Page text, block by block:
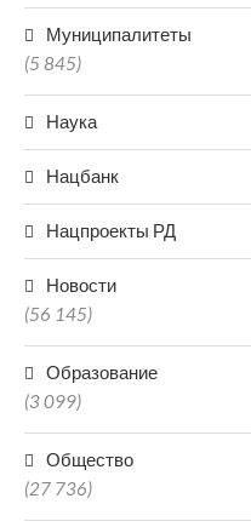
Муниципалитеты
(5 845)
Наука
Нацбанк
Нацпроекты РД
Новости
(56 145)
Образование
(3 099)
Общество
(27 736)